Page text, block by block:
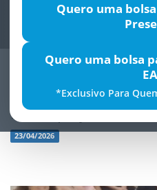
Quero uma
Quero uma bolsa
*Exclusivo Para
Participação no
23/04/2026